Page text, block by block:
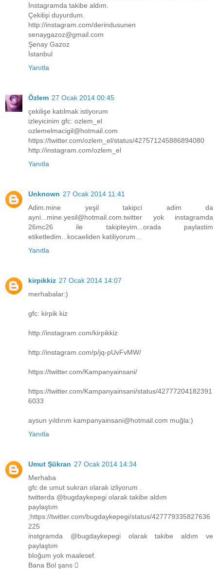
İnstagramda takibe aldım.
Çekilişi duyurdum.
http://instagram.com/derindusunen
senaygazoz@gmail.com
Şenay Gazoz
İstanbul
Yanıtla
Özlem 27 Ocak 2014 00:45
çekilişe katılmak istiyorum
izleyicinim gfc: ozlem_el
ozlemelmacigil@hotmail.com
https://twitter.com/ozlem_el/status/427571245886894080
http://instagram.com/ozlem_el
Yanıtla
Unknown 27 Ocak 2014 11:41
Adim.mine yeşil takipci adim da
ayni...mine.yesil@hotmail.com.twitter yok instagramda
26mc26 ile takipteyim...orada paylastim
etiketledim...kocaeliden katiliyorum...
Yanıtla
kirpikkiz 27 Ocak 2014 14:07
merhabalar:)
gfc: kirpik kiz
http://instagram.com/kirpikkiz
http://instagram.com/p/jq-pUvFvMW/
https://twitter.com/Kampanyainsani/
https://twitter.com/Kampanyainsani/status/42777204182391
6033
aysun yıldırım kampanyainsani@hotmail.com muğla:)
Yanıtla
Umut Şükran 27 Ocak 2014 14:34
Merhaba
gfc de umut sukran olarak izliyorum .
twitterda @bugdaykepegi olarak takibe aldım
paylaştım
;https://twitter.com/bugdaykepegi/status/427779335827636
225
instgramda @bugdaykepegi olarak takibe aldım ve
paylaştım
bloğum yok maalesef.
Bana Bol şans 